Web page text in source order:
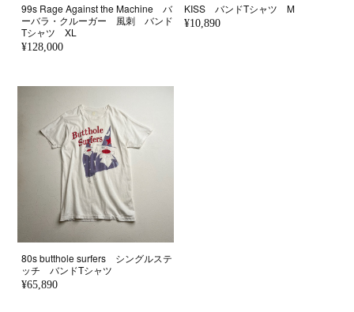
99s Rage Against the Machine バ
ーバラ・クルーガー 風刺 バンド
Tシャツ XL
¥128,000
KISS バンドTシャツ M
¥10,890
80s butthole surfers シングルステ
ッチ バンドTシャツ
¥65,890